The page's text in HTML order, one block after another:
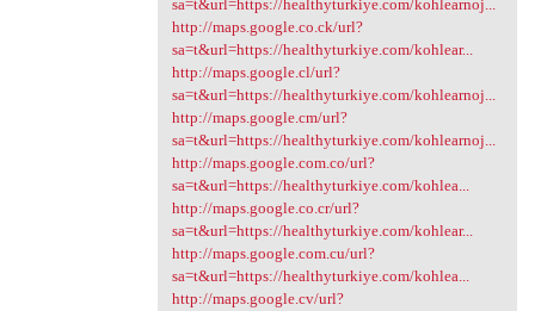
sa=t&url=https://healthyturkiye.com/kohlearnoj...
http://maps.google.co.ck/url?
sa=t&url=https://healthyturkiye.com/kohlear...
http://maps.google.cl/url?
sa=t&url=https://healthyturkiye.com/kohlearnoj...
http://maps.google.cm/url?
sa=t&url=https://healthyturkiye.com/kohlearnoj...
http://maps.google.com.co/url?
sa=t&url=https://healthyturkiye.com/kohlea...
http://maps.google.co.cr/url?
sa=t&url=https://healthyturkiye.com/kohlear...
http://maps.google.com.cu/url?
sa=t&url=https://healthyturkiye.com/kohlea...
http://maps.google.cv/url?